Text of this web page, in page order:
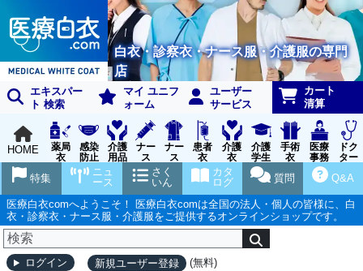
白衣・診察衣・ナース服・介護服の専門
店
エキスパー
ト 検索
マイ ユニフ
ォーム
ユーザー
サービス
カート
清算
HOME
薬局
衣
感染
防止
用品
介護
用品
ナー
ス
グッ
ズ
ナー
ス
ウェ
ア
患者
衣
介護
衣
介護
学生
実習
衣
手術
衣
医療
事務
受付
ドク
ター
ア
Q&A
質問
カタ
ログ
さく
いん
ニュ
ース
特集
医療白衣comへようこそ！ 医療白衣comは全国の法人・個人の皆様に、白
衣・診察衣・ナース服・介護服をご提供するオンラインショップです。
ログイン 新規ユーザー登録 (無料)